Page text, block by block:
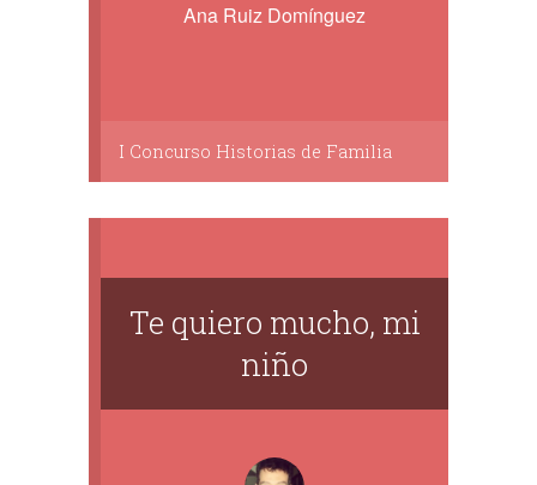
Ana Ruiz Domínguez
I Concurso Historias de Familia
Te quiero mucho, mi
niño